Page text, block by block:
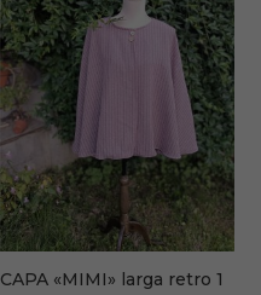
CAPA «MIMI» larga retro 1